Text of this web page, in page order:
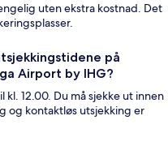
uten ekstra kostnad. Det
på
Airport by IHG?
kl. 12.00. Du må sjekke ut innen
og kontaktløs utsjekking er